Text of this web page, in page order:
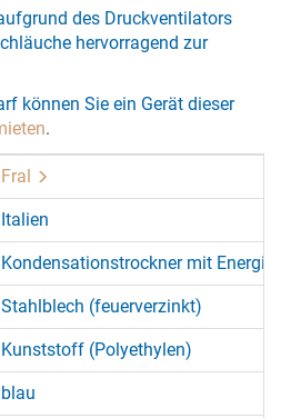
des Druckventilators
hervorragend zur
können Sie ein Gerät dieser
.
Fral
Italien
Kondensationstrockner mit
Stahlblech (feuerverzinkt)
Kunststoff (Polyethylen)
blau